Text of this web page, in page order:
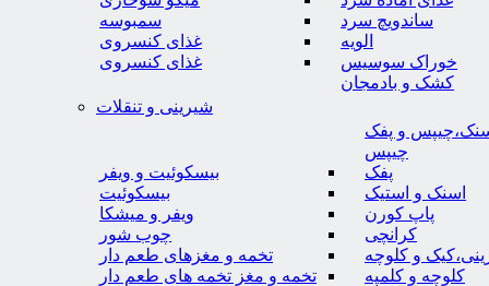
ساندویچ سرد
الویه
خوراک سوسیس
کشک و بادمجان
سمبوسه
غذای کنسروی
غذای کنسروی
شیرینی و تنقلات
و پفک
چیپس
پفک
اسنک و استیک
پاپ کورن
کرانچی
و کلوچه
کلوچه و کلمپه
بیسکوئیت و ویفر
بیسکوئیت
ویفر و میشکا
چوب شور
تخمه و مغزهای طعم دار
تخمه و مغز تخمه های طعم دار